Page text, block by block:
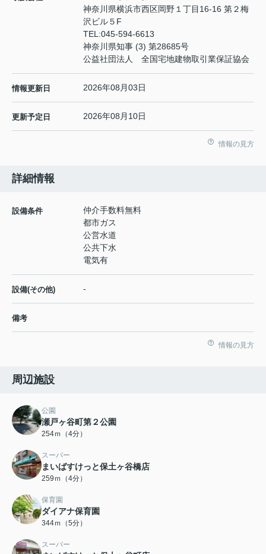
神奈川県横浜市西区岡野１丁目16-16 第２梅
沢ビル５F
TEL:045-594-6613
神奈川県知事 (3) 第28685号
公益社団法人 全国宅地建物取引業保証協会
情報更新日 2026年08月03日
更新予定日 2026年08月10日
情報の見方
詳細情報
設備条件
仲介手数料無料
都市ガス
公営水道
公共下水
電気有
設備(その他) -
備考
情報の見方
周辺施設
公園
瀬戸ヶ谷町第２公園
254ｍ（4分）
スーパー
まいばすけっと保土ヶ谷橋店
259ｍ（4分）
保育園
ダイアナ保育園
344ｍ（5分）
スーパー